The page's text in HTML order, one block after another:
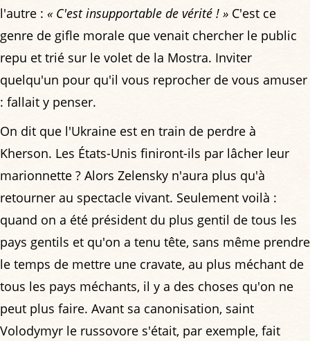
l'autre : « C'est insupportable de vérité ! » C'est ce
genre de gifle morale que venait chercher le public
repu et trié sur le volet de la Mostra. Inviter
quelqu'un pour qu'il vous reprocher de vous amuser
: fallait y penser.
On dit que l'Ukraine est en train de perdre à
Kherson. Les États-Unis finiront-ils par lâcher leur
marionnette ? Alors Zelensky n'aura plus qu'à
retourner au spectacle vivant. Seulement voilà :
quand on a été président du plus gentil de tous les
pays gentils et qu'on a tenu tête, sans même prendre
le temps de mettre une cravate, au plus méchant de
tous les pays méchants, il y a des choses qu'on ne
peut plus faire. Avant sa canonisation, saint
Volodymyr le russovore s'était, par exemple, fait